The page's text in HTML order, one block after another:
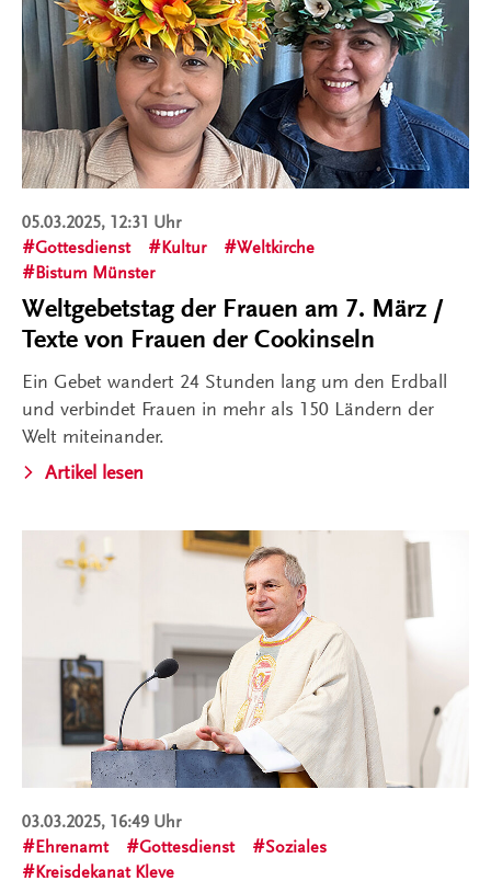
05.03.2025, 12:31 Uhr
Gottesdienst
Kultur
Weltkirche
Bistum Münster
Weltgebetstag der Frauen am 7. März /
Texte von Frauen der Cookinseln
Ein Gebet wandert 24 Stunden lang um den Erdball
und verbindet Frauen in mehr als 150 Ländern der
Welt miteinander.
Artikel lesen
03.03.2025, 16:49 Uhr
Ehrenamt
Gottesdienst
Soziales
Kreisdekanat Kleve